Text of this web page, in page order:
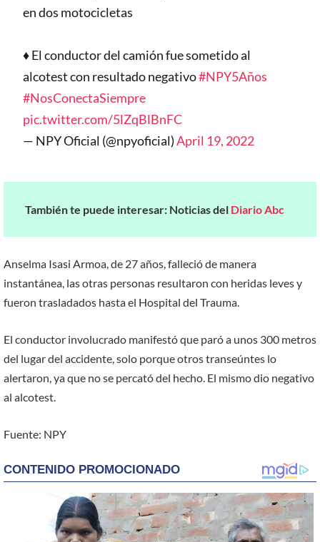
en dos motocicletas
♦️ El conductor del camión fue sometido al
alcotest con resultado negativo#NPY5Años
#NosConectaSiempre
pic.twitter.com/5lZqBlBnFC
— NPY Oficial (@npyoficial)April 19, 2022
También te puede interesar: Noticias del Diario Abc
Anselma Isasi Armoa, de 27 años, falleció de manera
instantánea, las otras personas resultaron con heridas leves y
fueron trasladados hasta el Hospital del Trauma.
El conductor involucrado manifestó que paró a unos 300 metros
del lugar del accidente, solo porque otros transeúntes lo
alertaron, ya que no se percató del hecho. El mismo dio negativo
al alcotest.
Fuente: NPY